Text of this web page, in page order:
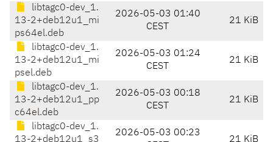
libtagc0-dev_1.
13-2+deb12u1_mi
ps64el.deb
2026-05-03 01:40
CEST
21 KiB
libtagc0-dev_1.
13-2+deb12u1_mi
psel.deb
2026-05-03 01:24
CEST
21 KiB
libtagc0-dev_1.
13-2+deb12u1_pp
c64el.deb
2026-05-03 00:18
CEST
21 KiB
libtagc0-dev_1.
13-2+deb12u1_s3
2026-05-03 00:23
21 KiB